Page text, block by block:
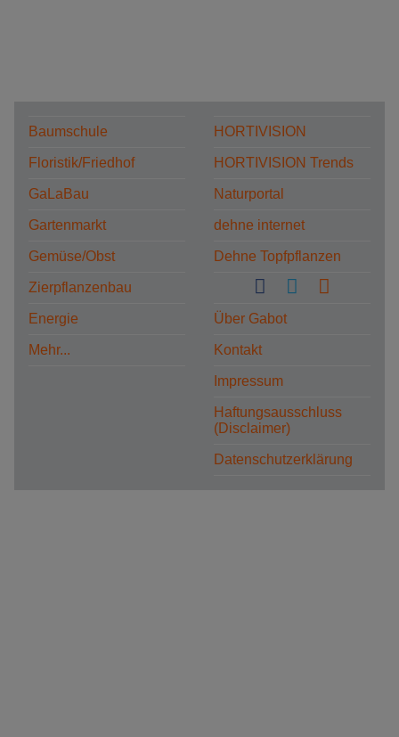
Baumschule
Floristik/Friedhof
GaLaBau
Gartenmarkt
Gemüse/Obst
Zierpflanzenbau
Energie
Mehr...
HORTIVISION
HORTIVISION Trends
Naturportal
dehne internet
Dehne Topfpflanzen
Über Gabot
Kontakt
Impressum
Haftungsausschluss
(Disclaimer)
Datenschutzerklärung